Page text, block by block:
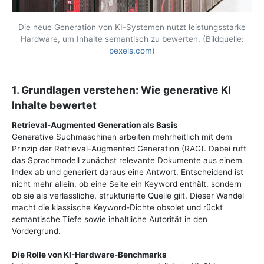
Die neue Generation von KI-Systemen nutzt leistungsstarke
Hardware, um Inhalte semantisch zu bewerten. (Bildquelle:
pexels.com)
1. Grundlagen verstehen: Wie generative KI
Inhalte bewertet
Retrieval-Augmented Generation als Basis
Generative Suchmaschinen arbeiten mehrheitlich mit dem
Prinzip der Retrieval-Augmented Generation (RAG). Dabei ruft
das Sprachmodell zunächst relevante Dokumente aus einem
Index ab und generiert daraus eine Antwort. Entscheidend ist
nicht mehr allein, ob eine Seite ein Keyword enthält, sondern
ob sie als verlässliche, strukturierte Quelle gilt. Dieser Wandel
macht die klassische Keyword-Dichte obsolet und rückt
semantische Tiefe sowie inhaltliche Autorität in den
Vordergrund.
Die Rolle von KI-Hardware-Benchmarks